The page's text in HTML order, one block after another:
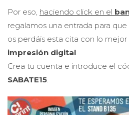
Por eso, haciendo click en el
regalamos una entrada para
os perdáis esta cita con lo
impresión digital.
Crea tu cuenta e introduce el
SABATE15.